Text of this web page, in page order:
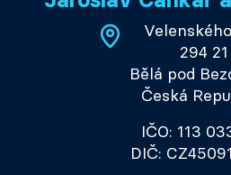
294 21
Bělá pod
Česká
IČO: 113
DIČ: